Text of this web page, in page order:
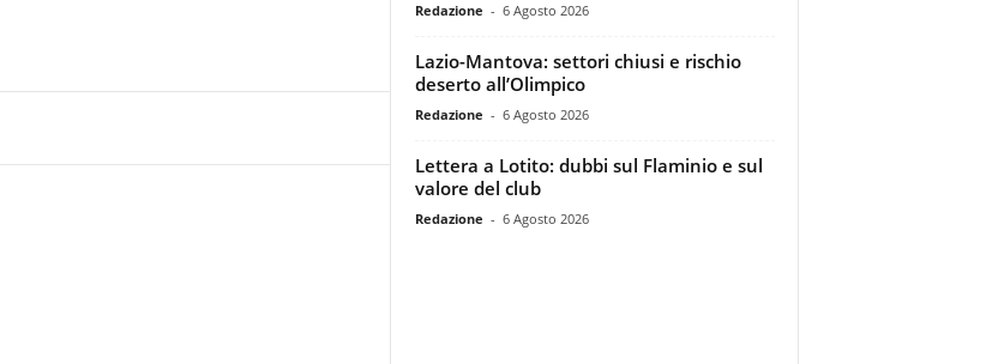
Redazione - 6 Agosto 2026
Lazio-Mantova: settori chiusi e rischio
deserto all’Olimpico
Redazione - 6 Agosto 2026
Lettera a Lotito: dubbi sul Flaminio e sul
valore del club
Redazione - 6 Agosto 2026